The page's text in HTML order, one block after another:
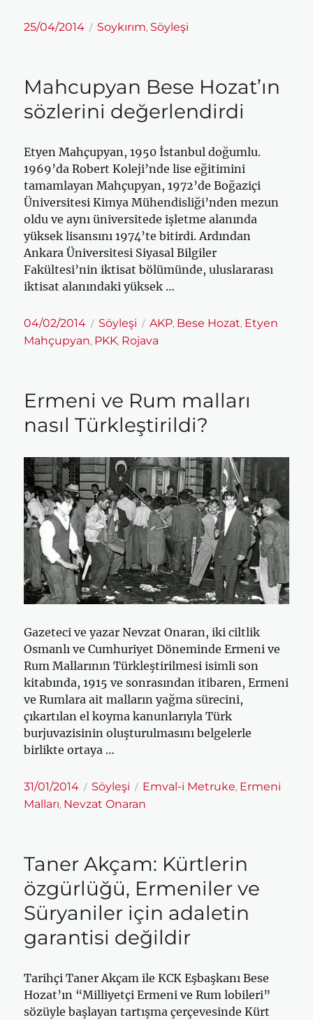
Yayın
25/04/2014 Kategoriler
Soykırım, Söyleşi
Mahcupyan Bese Hozat’ın
sözlerini değerlendirdi
Etyen Mahçupyan, 1950 İstanbul doğumlu.
1969’da Robert Koleji’nde lise eğitimini
tamamlayan Mahçupyan, 1972’de Boğaziçi
Üniversitesi Kimya Mühendisliği’nden mezun
oldu ve aynı üniversitede işletme alanında
yüksek lisansını 1974’te bitirdi. Ardından
Ankara Üniversitesi Siyasal Bilgiler
Fakültesi’nin iktisat bölümünde, uluslararası
iktisat alanındaki yüksek …
Yayın
tarihi
04/02/2014 Kategoriler
Söyleşi Etiketler
AKP, Bese Hozat, Etyen
Mahçupyan, PKK, Rojava
Ermeni ve Rum malları
nasıl Türkleştirildi?
Gazeteci ve yazar Nevzat Onaran, iki ciltlik
Osmanlı ve Cumhuriyet Döneminde Ermeni ve
Rum Mallarının Türkleştirilmesi isimli son
kitabında, 1915 ve sonrasından itibaren, Ermeni
ve Rumlara ait malların yağma sürecini,
çıkartılan el koyma kanunlarıyla Türk
burjuvazisinin oluşturulmasını belgelerle
birlikte ortaya …
Yayın
tarihi
31/01/2014 Kategoriler
Söyleşi Etiketler
Emval-i Metruke, Ermeni
Malları, Nevzat Onaran
Taner Akçam: Kürtlerin
özgürlüğü, Ermeniler ve
Süryaniler için adaletin
garantisi değildir
Tarihçi Taner Akçam ile KCK Eşbaşkanı Bese
Hozat’ın “Milliyetçi Ermeni ve Rum lobileri”
sözüyle başlayan tartışma çerçevesinde Kürt